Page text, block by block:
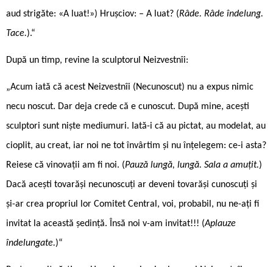
aud strigăte: «A luat!») Hrușciov: – A luat? (Râde. Râde îndelung.
Tace.).“
După un timp, revine la sculptorul Neizvestnîi:
„Acum iată că acest Neizvestnîi (Necunoscut) nu a expus nimic
necu ­noscut. Dar deja crede că e cunoscut. După mine, acești
sculptori sunt niște mediumuri. Iată-i că au pictat, au modelat, au
cioplit, au creat, iar noi ne tot învârtim și nu înțelegem: ce-i asta?
Reiese că vinovații am fi noi. (Pauză lungă, lungă. Sala a amuțit.)
Dacă acești tovarăși necunoscuți ar deveni tovarăși cunoscuți și
și-ar crea propriul lor Comitet Central, voi, probabil, nu ne-ați fi
invitat la această ședință. Însă noi v-am invitat!!! (Aplauze
îndelungate.)“